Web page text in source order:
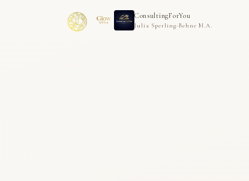
ConsultingForYou
Julia Sperling-Behne M.A.